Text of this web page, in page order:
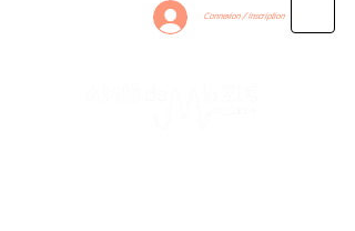
Connexion / Inscription